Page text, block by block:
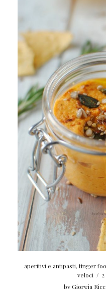
aperitivi e antipasti,finger
veloci /
byGiorgia